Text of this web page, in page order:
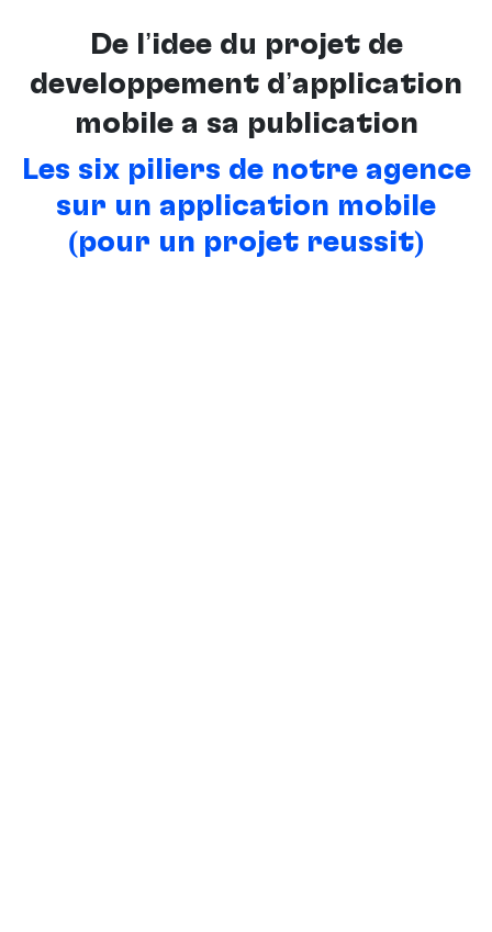
De l’idée du projet de
développement d’application
mobile à sa publication
Les six piliers de notre agence
sur un application mobile
(pour un projet réussit)